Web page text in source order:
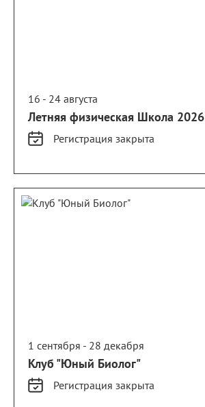
16 - 24 августа
Летняя физическая Школа 2026
Регистрация закрыта
1 сентября - 28 декабря
Клуб "Юный Биолог"
Регистрация закрыта